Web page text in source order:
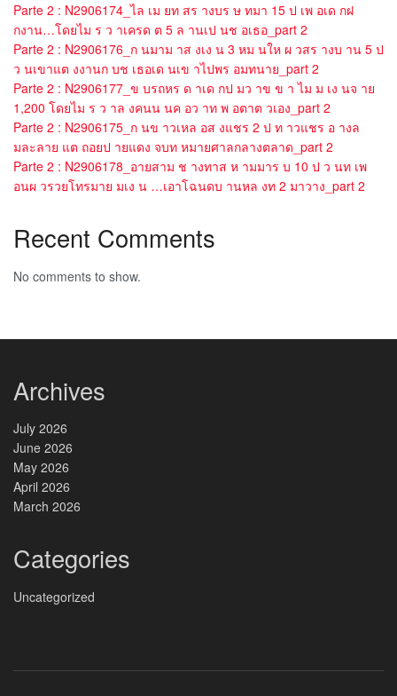
Parte 2 : N2906174_ไล เม ยท สร างบร ษ ทมา 15 ป เพ อเด กฝ
กงาน…โดยไม ร ว าเครด ต 5 ล านเป นช อเธอ_part 2
Parte 2 : N2906176_ก นมาม าส งเง น 3 หม นให ผ วสร างบ าน 5 ป
ว นเขาแต งงานก บช เธอเด นเข าไปพร อมทนาย_part 2
Parte 2 : N2906177_ข บรถหร ด าเด กป มว าข ข า ไม ม เง นจ าย
1,200 โดยไม ร ว าล งคนน นค อว าท พ อตาต วเอง_part 2
Parte 2 : N2906175_ก นข าวเหล อส งแชร 2 ป ท าวแชร อ างล
มละลาย แต ถอยป ายแดง จบท หมายศาลกลางตลาด_part 2
Parte 2 : N2906178_อายสาม ช างทาส ห ามมาร บ 10 ป ว นท เพ
อนผ วรวยโทรมาย มเง น …เอาโฉนดบ านหล งท 2 มาวาง_part 2
Recent Comments
No comments to show.
Archives
July 2026
June 2026
May 2026
April 2026
March 2026
Categories
Uncategorized